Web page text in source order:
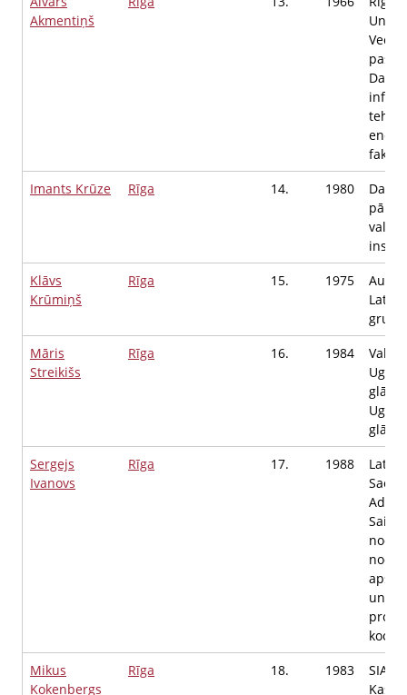
Akmentiņš
Imants Krūze
Rīga 14. 1980
valsts
Klāvs
Krūmiņš
Rīga 15. 1975
Māris
Streikišs
Rīga 16. 1984
Valsts
Sergejs
Ivanovs
Rīga 17. 1988
un
Mikus
Kokenbergs
Rīga 18. 1983
SIA